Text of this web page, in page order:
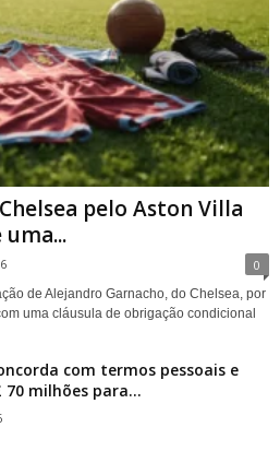
pelo Aston Villa
0
de Alejandro Garnacho, do Chelsea, por
uma cláusula de obrigação condicional
com termos pessoais e
70 milhões para...